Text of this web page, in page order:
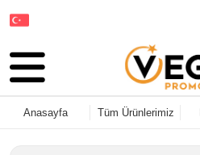
Anasayfa Tüm Ürünlerimiz